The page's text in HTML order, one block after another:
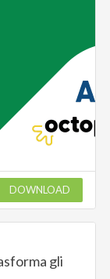
DOWNLOAD
gli